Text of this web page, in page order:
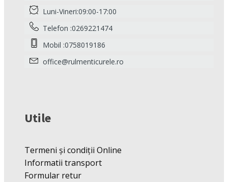
Luni-Vineri:09:00-17:00
Telefon :0269221474
Mobil :0758019186
office@rulmenticurele.ro
Utile
Termeni și condiții Online
Informatii transport
Formular retur